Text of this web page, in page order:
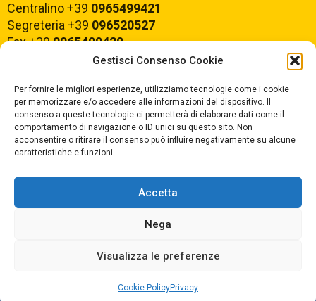
Gestisci Consenso Cookie
Per fornire le migliori esperienze, utilizziamo tecnologie come i cookie
per memorizzare e/o accedere alle informazioni del dispositivo. Il
consenso a queste tecnologie ci permetterà di elaborare dati come il
comportamento di navigazione o ID unici su questo sito. Non
acconsentire o ritirare il consenso può influire negativamente su alcune
caratteristiche e funzioni.
Accetta
Nega
Visualizza le preferenze
Cookie PolicyPrivacy
Centralino +39 0965499421
Segreteria +39 096520527
Fax +390965499420
E-mail: rcvc010005@istruzione.it
PEC:rcvc010005@pec.istruzione.it
ORARIO DI APERTURA
Dal lunedì al Venerdì
dalle ore 07,00 alle ore 18,30
Copyright © 2025 Convitto Nazionale di Stato
Obiettivi di Accessibilità